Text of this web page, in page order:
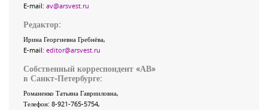
E-mail: av@arsvest.ru
Редактор:
Ирина Георгиевна Гребнёва,
E-mail: editor@arsvest.ru
Собственный корреспондент «АВ»
в Санкт-Петербурге:
Романенко Татьяна Гаврииловна,
Телефон: 8-921-765-5754,